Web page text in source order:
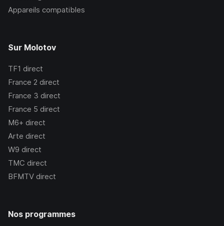
Appareils compatibles
Sur Molotov
TF1 direct
France 2 direct
France 3 direct
France 5 direct
M6+ direct
Arte direct
W9 direct
TMC direct
BFMTV direct
Nos programmes